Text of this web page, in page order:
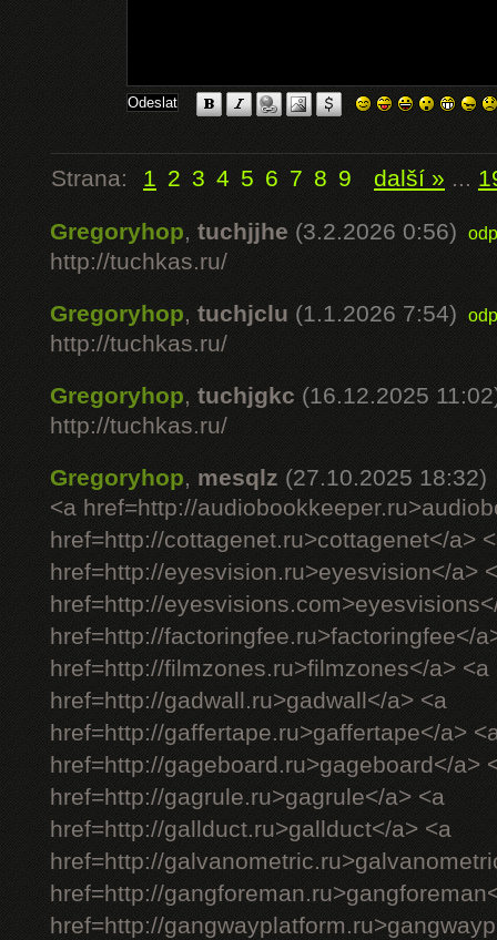
Strana: 1 2 3 4 5 6 7 8 9 další » ...
Gregoryhop,tuchjjhe (3.2.2026 0:56)
http://tuchkas.ru/
Gregoryhop, tuchjclu (1.1.2026 7:54)
http://tuchkas.ru/
Gregoryhop,tuchjgkc (16.12.2025
http://tuchkas.ru/
Gregoryhop, mesqlz (27.10.2025 18:32)
<a href=http://
href=http://cottagenet.ru>cottagenet</a>
href=http://eyesvision.ru>eyesvision</a>
href=http://
href=http://factoringfee.ru>factoringfee</
href=http://filmzones.ru>filmzones</a> <a
href=http://gadwall.ru>gadwall</a> <a
href=http://gaffertape.ru>gaffertape</a>
href=http://gageboard.ru>gageboard</a>
href=http://gagrule.ru>gagrule</a> <a
href=http://gallduct.ru>gallduct</a> <a
href=http://
href=http://
href=http://